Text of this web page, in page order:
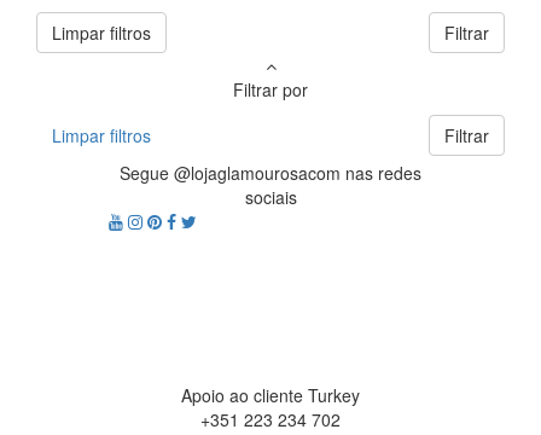
Limpar filtros
Filtrar
Filtrar por
Limpar filtros
Filtrar
Segue @lojaglamourosacom nas redes
sociais
Apoio ao cliente Turkey
+351 223 234 702